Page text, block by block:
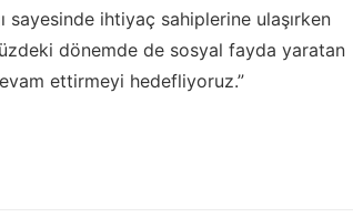
sayesinde ihtiyaç sahiplerine ulaşırken
dönemde de sosyal fayda yaratan
ettirmeyi hedefliyoruz.”